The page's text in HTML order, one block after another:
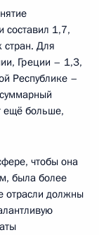
составил 1,7,
стран. Для
Греции – 1,3,
Республике –
ещё больше,
чтобы она
была более
отрасли должны